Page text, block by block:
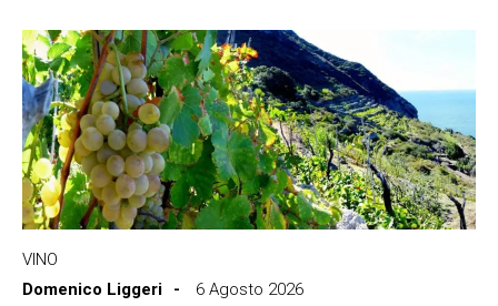
VINO
Domenico Liggeri
6 Agosto 2026